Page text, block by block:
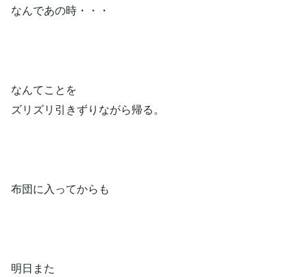
なんであの時・・・
なんてことを
ズリズリ引きずりながら帰る。
布団に入ってからも
明日また